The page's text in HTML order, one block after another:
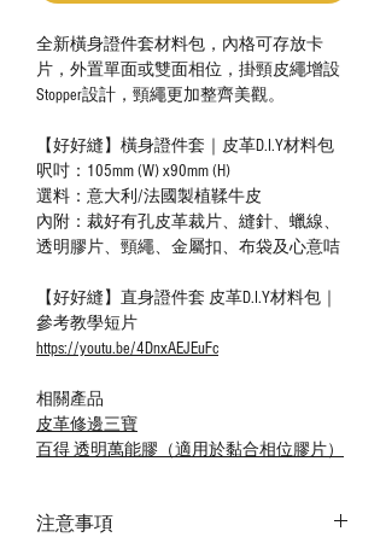
全新橫身證件套材料包，內格可存放卡
片，外置單面或雙面相位，掛頸皮繩增設
Stopper設計，頸繩更加整齊美觀。
【好好縫】橫身證件套｜皮革D.I.Y材料包
呎吋：105mm (W) x90mm (H)
選料：意大利/法國製植鞣牛皮
內附：裁好有孔皮革裁片、縫針、蠟線、
透明膠片、頸繩、金屬扣、布袋及心意咭
【好好縫】直身證件套 皮革D.I.Y材料包｜
參考教學短片
https://youtu.be/4DnxAEJEuFc
相關產品
皮革修邊三寶
百得 透明萬能膠（適用於黏合相位膠片）
注意事項